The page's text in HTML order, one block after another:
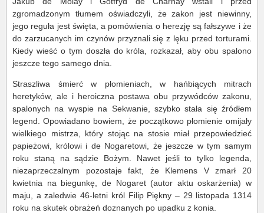
zgromadzonym tłumem oświadczyli, że zakon jest niewinny,
jego reguła jest święta, a pomówienia o herezję są fałszywe i że
do zarzucanych im czynów przyznali się z lęku przed torturami.
Kiedy wieść o tym doszła do króla, rozkazał, aby obu spalono
jeszcze tego samego dnia.
Straszliwa śmierć w płomieniach, w hańbiących mitrach
heretyków, ale i heroiczna postawa obu przywódców zakonu,
spalonych na wyspie na Sekwanie, szybko stała się źródłem
legend. Opowiadano bowiem, że początkowo płomienie omijały
wielkiego mistrza, który stojąc na stosie miał przepowiedzieć
papieżowi, królowi i de Nogaretowi, że jeszcze w tym samym
roku staną na sądzie Bożym. Nawet jeśli to tylko legenda,
niezaprzeczalnym pozostaje fakt, że Klemens V zmarł 20
kwietnia na biegunkę, de Nogaret (autor aktu oskarżenia) w
maju, a zaledwie 46-letni król Filip Piękny – 29 listopada 1314
roku na skutek obrażeń doznanych po upadku z konia.